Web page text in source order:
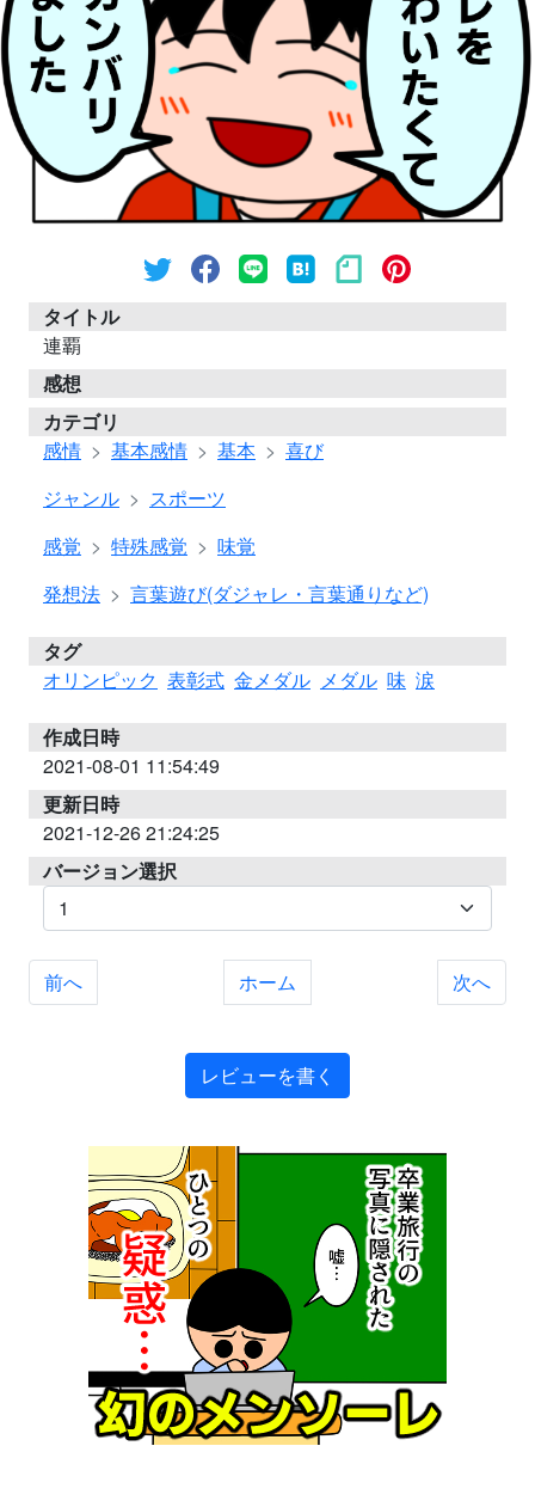
タイトル
連覇
感想
カテゴリ
感情
基本感情 基本
喜び
ジャンル
スポーツ
感覚
特殊感覚
味覚
発想法
言葉遊び(ダジャレ・言葉通りなど)
タグ
オリンピック 表彰式 金メダル メダル 味 涙
作成日時
2021-08-01 11:54:49
更新日時
2021-12-26 21:24:25
バージョン選択
前へ ホーム 次へ
レビューを書く